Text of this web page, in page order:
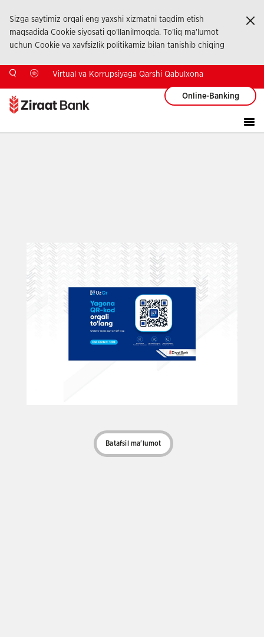
Sizga saytimiz orqali eng yaxshi xizmatni taqdim etish
maqsadida Cookie siyosati qo'llanilmoqda. To'liq ma'lumot
uchun Cookie va xavfsizlik politikamiz bilan tanishib chiqing
Virtual va Korrupsiyaga Qarshi Qabulxona
Online-Banking
Batafsil ma'lumot